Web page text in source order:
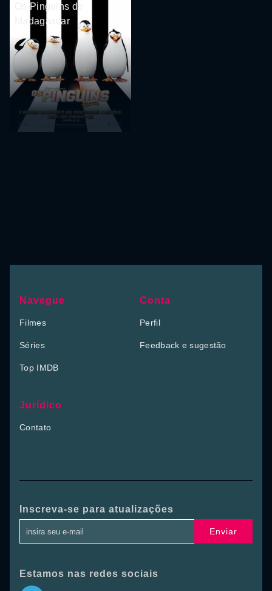
Os Pinguins de
Madagascar
Navegue
Filmes
Séries
Top IMDB
Conta
Perfil
Feedback e sugestão
Jurídico
Contato
Inscreva-se para atualizações
Enviar
Estamos nas redes sociais